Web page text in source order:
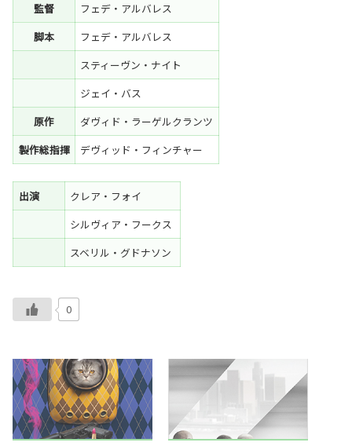
監督
フェデ・アルバレス
脚本
フェデ・アルバレス
スティーヴン・ナイト
ジェイ・バス
原作
ダヴィド・ラーゲルクランツ
製作総指揮
デヴィッド・フィンチャー
出演
クレア・フォイ
シルヴィア・フークス
スベリル・グドナソン
0